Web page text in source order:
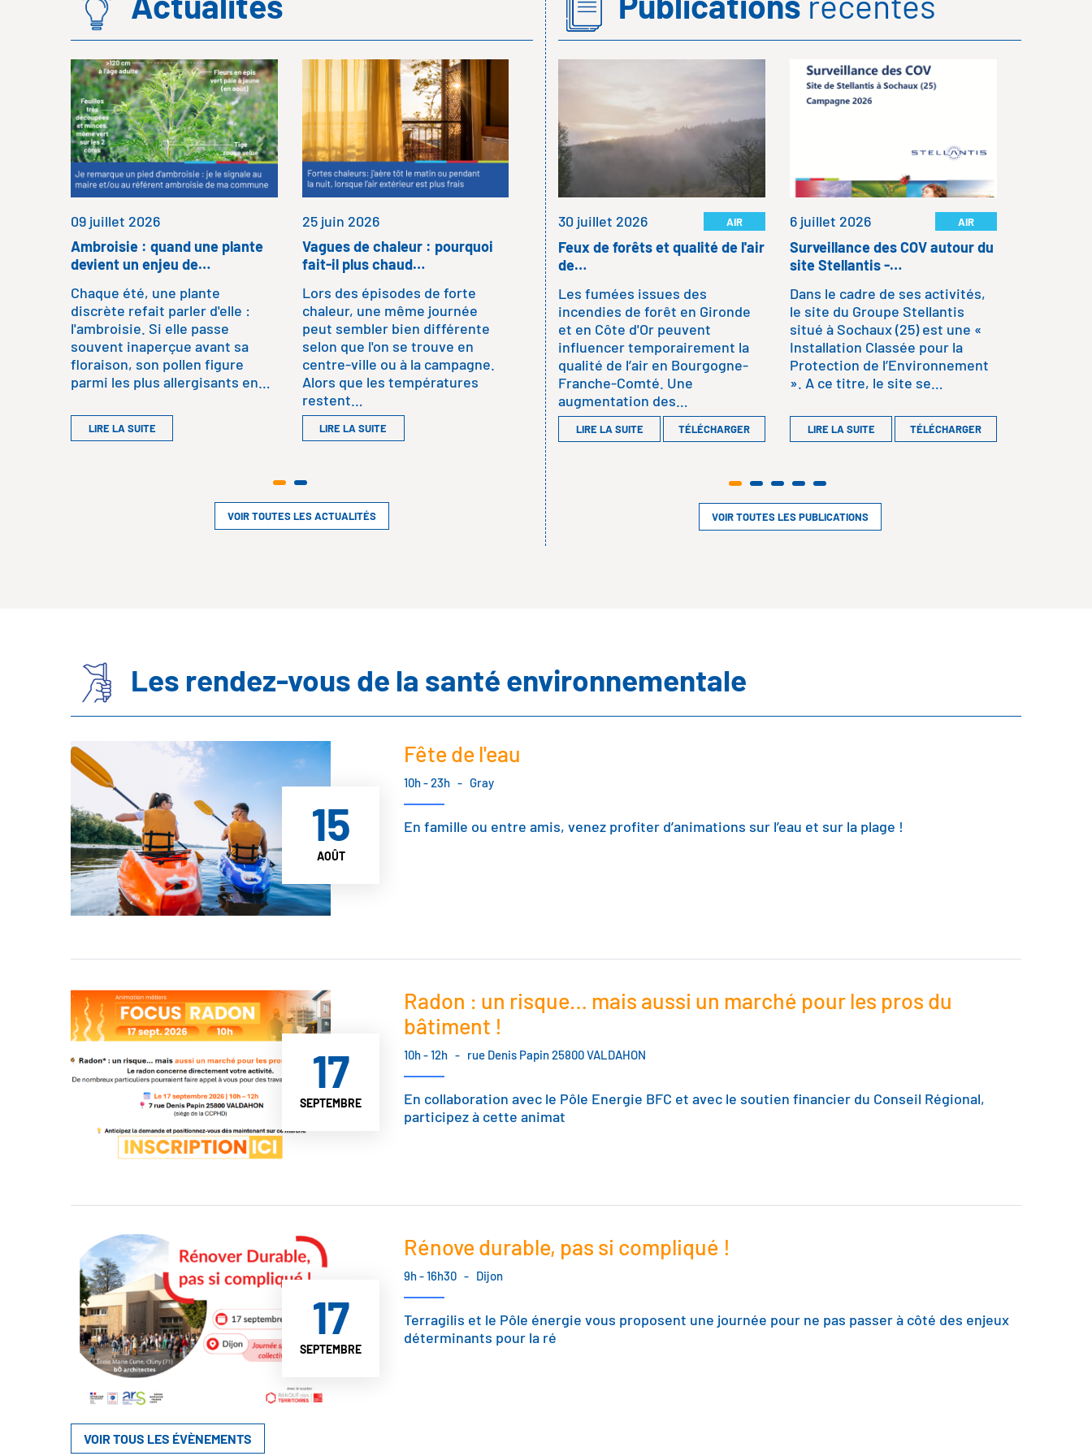
09 juillet 2026
Ambroisie : quand une plante
devient un enjeu de…
Chaque été, une plante
discrète refait parler d'elle :
l'ambroisie. Si elle passe
souvent inaperçue avant sa
floraison, son pollen figure
parmi les plus allergisants en…
LIRE LA SUITE
25 juin 2026
Vagues de chaleur : pourquoi
fait-il plus chaud…
Lors des épisodes de forte
chaleur, une même journée
peut sembler bien différente
selon que l'on se trouve en
centre-ville ou à la campagne.
Alors que les températures
restent…
LIRE LA SUITE
11 juin 2026
Moustiques, climat et qualité
de l’air : les bons…
Avec le retour des beaux jours,
les moustiques s'invitent dans
nos maisons, nos jardins et
parfois nos nuits. Pour s'en
protéger, les solutions ne
manquent pas : sprays,…
LIRE LA SUITE
VOIR TOUTES LES ACTUALITÉS
30 juillet 2026 AIR
Feux de forêts et qualité de l'air
de…
Les fumées issues des
incendies de forêt en Gironde
et en Côte d'Or peuvent
influencer temporairement la
qualité de l’air en Bourgogne-
Franche-Comté. Une
augmentation des…
LIRE LA SUITE TÉLÉCHARGER
6 juillet 2026 AIR
Surveillance des COV autour du
site Stellantis -…
Dans le cadre de ses activités,
le site du Groupe Stellantis
situé à Sochaux (25) est une «
Installation Classée pour la
Protection de l’Environnement
». A ce titre, le site se…
LIRE LA SUITE TÉLÉCHARGER
VOIR TOUTES LES PUBLICATIONS
Les rendez-vous de la santé environnementale
15
AOÛT
Fête de l'eau
10h - 23h - Gray
En famille ou entre amis, venez profiter d’animations sur l’eau et sur la plage !
17
SEPTEMBRE
Radon : un risque… mais aussi un marché pour les pros du
bâtiment !
10h - 12h - rue Denis Papin 25800 VALDAHON
En collaboration avec le Pôle Energie BFC et avec le soutien financier du Conseil Régional,
participez à cette animat
17
SEPTEMBRE
Rénove durable, pas si compliqué !
9h - 16h30 - Dijon
Terragilis et le Pôle énergie vous proposent une journée pour ne pas passer à côté des enjeux
déterminants pour la ré
VOIR TOUS LES ÉVÈNEMENTS